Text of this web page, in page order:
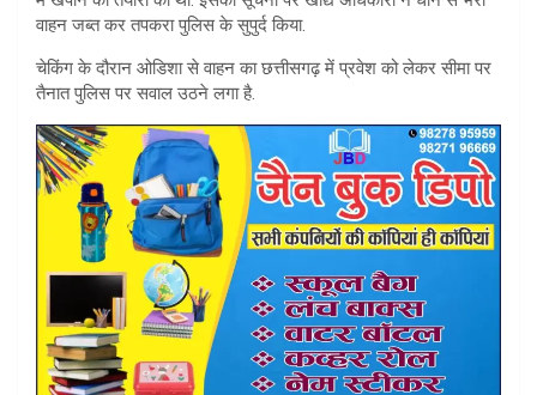
वाहन जब्त कर तपकरा पुलिस के सुपुर्द किया.
चेकिंग के दौरान ओडिशा से वाहन का छत्तीसगढ़ में प्रवेश को लेकर सीमा पर
तैनात पुलिस पर सवाल उठने लगा है.